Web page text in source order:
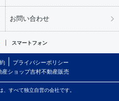
お問い合わせ
スマートフォン
プライバシーポリシー
ショップ吉村不動産販売
すべて独立自営の会社です。